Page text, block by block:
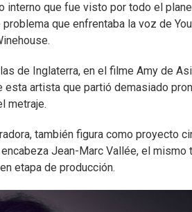
que fue visto por todo el
que enfrentaba la voz de
de Inglaterra, en el filme Amy de
artista que partió demasiado
metraje.
también figura como proyecto
Jean-Marc Vallée, el mismo
etapa de producción.